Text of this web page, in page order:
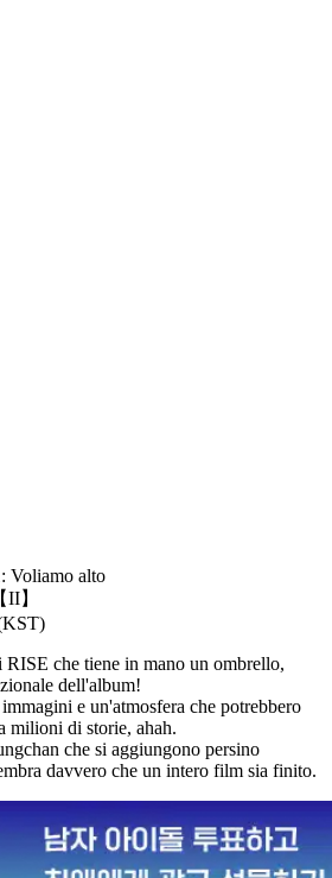
Voliamo alto
】
che tiene in mano un ombrello,
dell'album!
e un'atmosfera che potrebbero
milioni di storie, ahah.
che si aggiungono persino
davvero che un intero film sia finito.